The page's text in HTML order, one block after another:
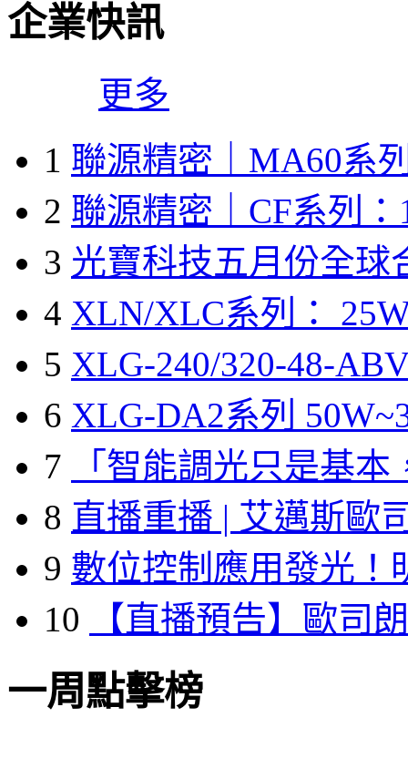
企業快訊
更多
1 聯源精密｜MA60系
2 聯源精密｜CF系列：
3 光寶科技五月份全球
4 XLN/XLC系列：
5 XLG-240/320-48-
6 XLG-DA2系列
7
「智能調光只是基本
8 直播重播 | 艾邁斯歐
9 數位控制應用發光！
10
【直播預告】歐司
一周點擊榜